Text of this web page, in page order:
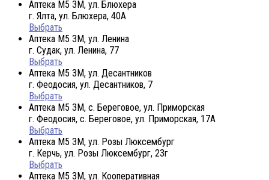
Аптека М5 3М, ул. Блюхера
г. Ялта, ул. Блюхера, 40А
Выбрать
Аптека М5 3М, ул. Ленина
г. Судак, ул. Ленина, 77
Выбрать
Аптека М5 3М, ул. Десантников
г. Феодосия, ул. Десантников, 7
Выбрать
Аптека М5 3М, с. Береговое, ул. Приморская
г. Феодосия, с. Береговое, ул. Приморская, 17А
Выбрать
Аптека М5 3М, ул. Розы Люксембург
г. Керчь, ул. Розы Люксембург, 23г
Выбрать
Аптека М5 3М, ул. Кооперативная